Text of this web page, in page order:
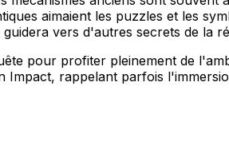
aimaient les puzzles et les
guidera vers d'autres secrets de la
pour profiter pleinement de
Impact, rappelant parfois